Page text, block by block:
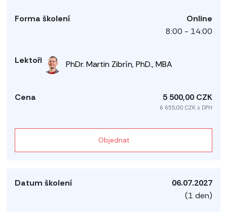
Online
8:00 - 14:00
PhDr. Martin Zibrín, PhD., MBA
5 500,00 CZK
6 655,00 CZK s DPH
Objednat
06.07.2027
(1 den)